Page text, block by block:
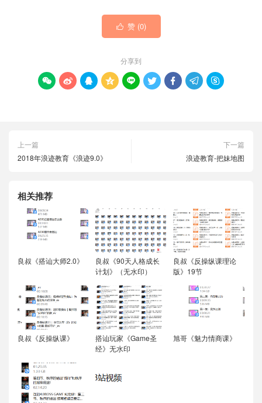
 赞 (0)
分享到
        
上一篇
2018年浪迹教育《浪迹9.0》
下一篇
浪迹教育-把妹地图
相关推荐
良叔《搭讪大师2.0》
良叔《90天人格成长
计划》（无水印）
良叔《反操纵课理论
版》19节
良叔《反操纵课》
搭讪玩家《Game圣
经》无水印
旭哥《魅力情商课》